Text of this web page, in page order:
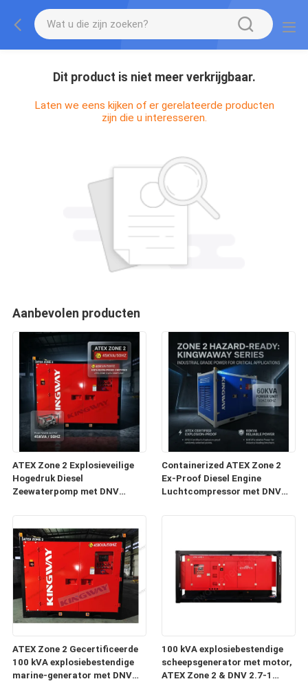
Dit product is niet meer verkrijgbaar.
Laten we eens kijken of er gerelateerde producten
zijn die u interesseren.
Aanbevolen producten
ATEX Zone 2 Explosieveilige
Hogedruk Diesel
Zeewaterpomp met DNV
Containerized ATEX Zone 2
Ex-Proof Diesel Engine
Luchtcompressor met DNV
ATEX Zone 2 Gecertificeerde
100 kVA explosiebestendige
marine-generator met DNV
100 kVA explosiebestendige
scheepsgenerator met motor,
ATEX Zone 2 & DNV 2.7-1